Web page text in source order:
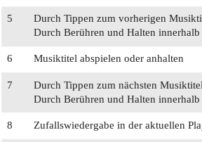
5
Durch Tippen zum vorherigen
Durch Berühren und Halten
6 Musiktitel abspielen oder anhalten
7
Durch Tippen zum nächsten
Durch Berühren und Halten
8 Zufallswiedergabe in der aktuellen